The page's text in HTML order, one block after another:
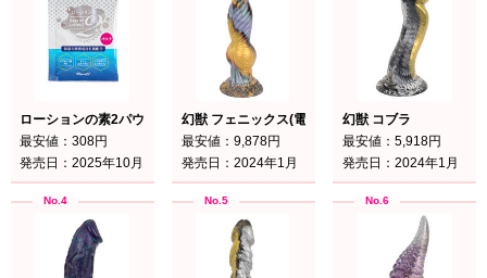
ローションの素2パウチ
最安値：308円
発売日：2025年10月
幻獣 フェニックス(電動ピストン)
最安値：9,878円
発売日：2024年1月
幻獣 コブラ
最安値：5,918円
発売日：2024年1月